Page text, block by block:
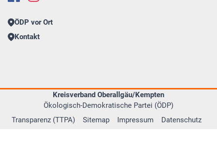
ÖDP vor Ort
Kontakt
Kreisverband Oberallgäu/Kempten
Ökologisch-Demokratische Partei (ÖDP)
Transparenz (TTPA)
Sitemap Impressum Datenschutz